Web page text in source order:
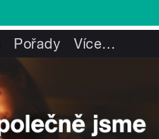
Pořady Více…